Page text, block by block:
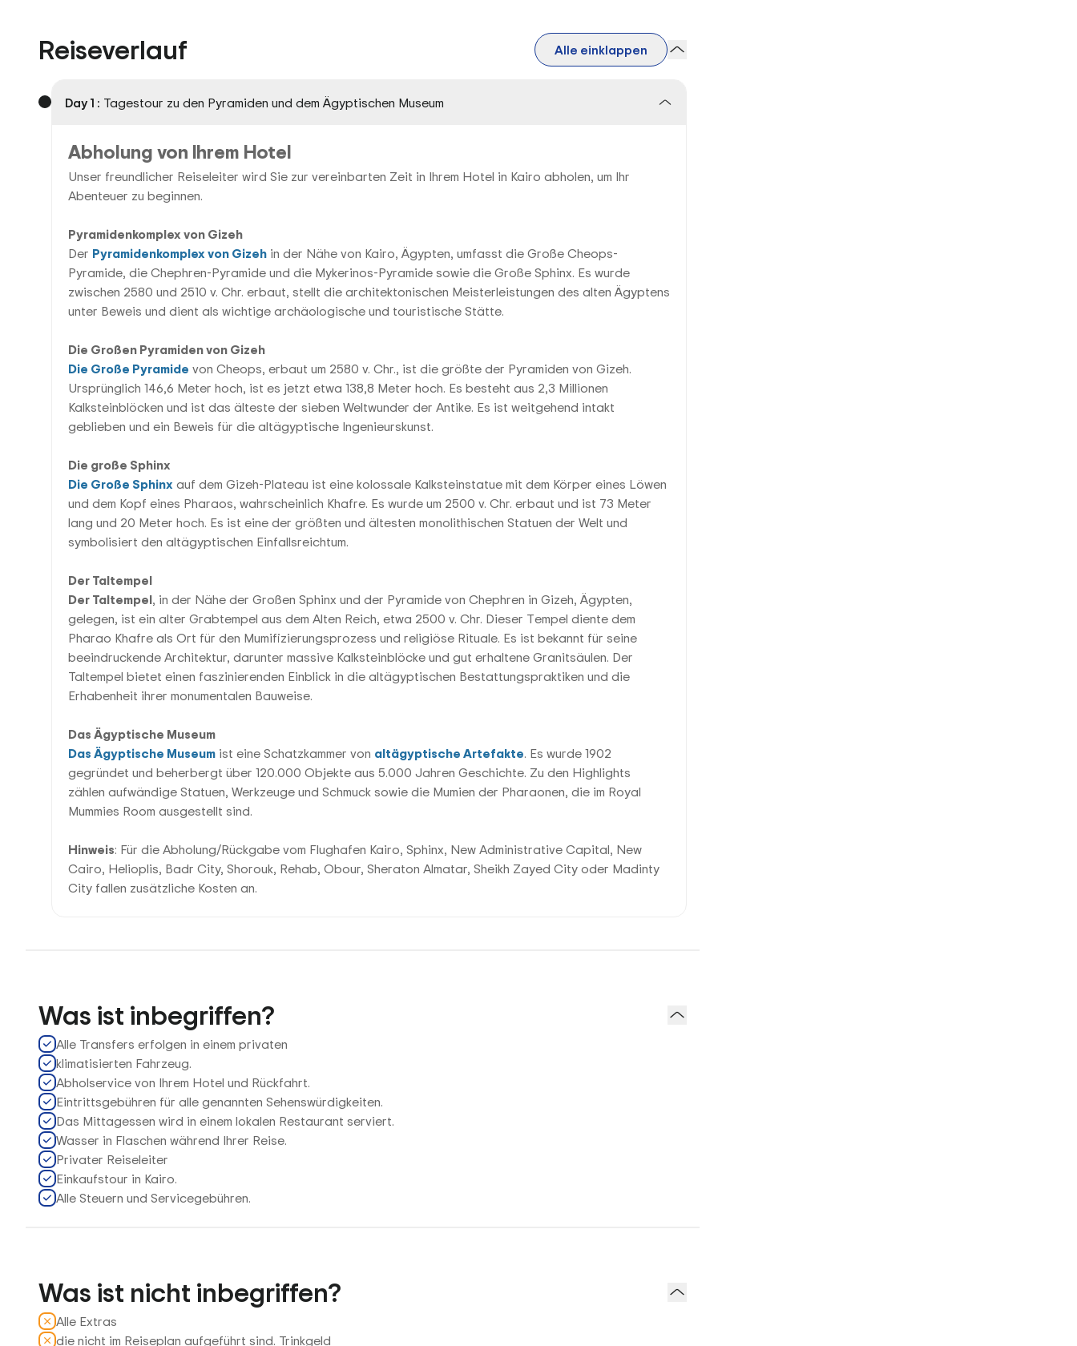
Reiseverlauf Alle einklappen
Day 1 : Tagestour zu den Pyramiden und dem Ägyptischen Museum
Abholung von Ihrem Hotel
Unser freundlicher Reiseleiter wird Sie zur vereinbarten Zeit in Ihrem Hotel in Kairo abholen, um Ihr
Abenteuer zu beginnen.
Pyramidenkomplex von Gizeh
Der Pyramidenkomplex von Gizeh in der Nähe von Kairo, Ägypten, umfasst die Große Cheops-
Pyramide, die Chephren-Pyramide und die Mykerinos-Pyramide sowie die Große Sphinx. Es wurde
zwischen 2580 und 2510 v. Chr. erbaut, stellt die architektonischen Meisterleistungen des alten Ägyptens
unter Beweis und dient als wichtige archäologische und touristische Stätte.
Die Großen Pyramiden von Gizeh
Die Große Pyramide von Cheops, erbaut um 2580 v. Chr., ist die größte der Pyramiden von Gizeh.
Ursprünglich 146,6 Meter hoch, ist es jetzt etwa 138,8 Meter hoch. Es besteht aus 2,3 Millionen
Kalksteinblöcken und ist das älteste der sieben Weltwunder der Antike. Es ist weitgehend intakt
geblieben und ein Beweis für die altägyptische Ingenieurskunst.
Die große Sphinx
Die Große Sphinx auf dem Gizeh-Plateau ist eine kolossale Kalksteinstatue mit dem Körper eines Löwen
und dem Kopf eines Pharaos, wahrscheinlich Khafre. Es wurde um 2500 v. Chr. erbaut und ist 73 Meter
lang und 20 Meter hoch. Es ist eine der größten und ältesten monolithischen Statuen der Welt und
symbolisiert den altägyptischen Einfallsreichtum.
Der Taltempel
Der Taltempel, in der Nähe der Großen Sphinx und der Pyramide von Chephren in Gizeh, Ägypten,
gelegen, ist ein alter Grabtempel aus dem Alten Reich, etwa 2500 v. Chr. Dieser Tempel diente dem
Pharao Khafre als Ort für den Mumifizierungsprozess und religiöse Rituale. Es ist bekannt für seine
beeindruckende Architektur, darunter massive Kalksteinblöcke und gut erhaltene Granitsäulen. Der
Taltempel bietet einen faszinierenden Einblick in die altägyptischen Bestattungspraktiken und die
Erhabenheit ihrer monumentalen Bauweise.
Das Ägyptische Museum
Das Ägyptische Museum ist eine Schatzkammer von altägyptische Artefakte. Es wurde 1902
gegründet und beherbergt über 120.000 Objekte aus 5.000 Jahren Geschichte. Zu den Highlights
zählen aufwändige Statuen, Werkzeuge und Schmuck sowie die Mumien der Pharaonen, die im Royal
Mummies Room ausgestellt sind.
Hinweis: Für die Abholung/Rückgabe vom Flughafen Kairo, Sphinx, New Administrative Capital, New
Cairo, Helioplis, Badr City, Shorouk, Rehab, Obour, Sheraton Almatar, Sheikh Zayed City oder Madinty
City fallen zusätzliche Kosten an.
Was ist inbegriffen?
Alle Transfers erfolgen in einem privaten
klimatisierten Fahrzeug.
Abholservice von Ihrem Hotel und Rückfahrt.
Eintrittsgebühren für alle genannten Sehenswürdigkeiten.
Das Mittagessen wird in einem lokalen Restaurant serviert.
Wasser in Flaschen während Ihrer Reise.
Privater Reiseleiter
Einkaufstour in Kairo.
Alle Steuern und Servicegebühren.
Was ist nicht inbegriffen?
Alle Extras
die nicht im Reiseplan aufgeführt sind. Trinkgeld